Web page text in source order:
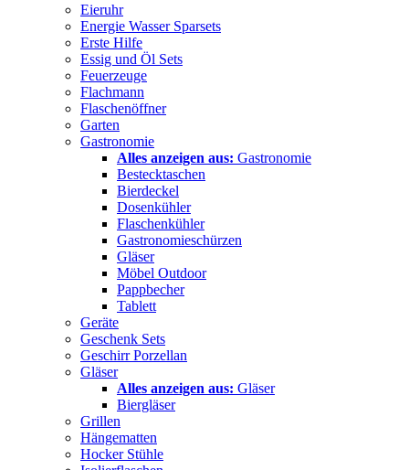
Eieruhr
Energie Wasser Sparsets
Erste Hilfe
Essig und Öl Sets
Feuerzeuge
Flachmann
Flaschenöffner
Garten
Gastronomie
Alles anzeigen aus: Gastronomie
Bestecktaschen
Bierdeckel
Dosenkühler
Flaschenkühler
Gastronomieschürzen
Gläser
Möbel Outdoor
Pappbecher
Tablett
Geräte
Geschenk Sets
Geschirr Porzellan
Gläser
Alles anzeigen aus: Gläser
Biergläser
Grillen
Hängematten
Hocker Stühle